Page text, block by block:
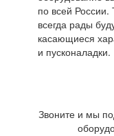
по всей
всегда рады
касающиеся
и пусконаладки.
Звоните и мы